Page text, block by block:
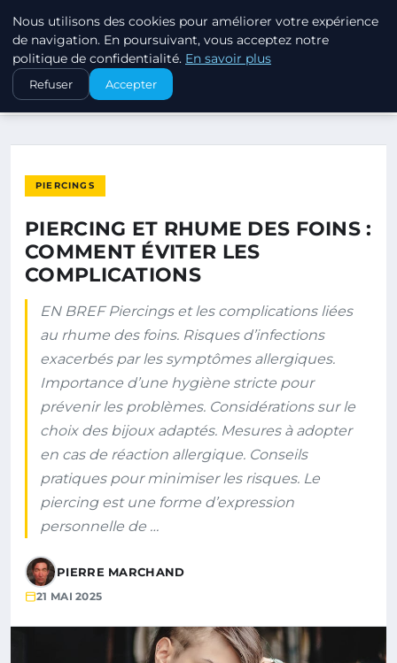
PIERCINGS ET PLUGS
ACCUEIL
PIERCINGS
PIERCING ET RHUME DES FOINS : COMMENT ÉVITER LES…
PIERCINGS
PIERCING ET RHUME DES FOINS :
COMMENT ÉVITER LES
COMPLICATIONS
EN BREF Piercings et les complications liées
au rhume des foins. Risques d’infections
exacerbés par les symptômes allergiques.
Importance d’une hygiène stricte pour
prévenir les problèmes. Considérations sur le
choix des bijoux adaptés. Mesures à adopter
en cas de réaction allergique. Conseils
pratiques pour minimiser les risques. Le
piercing est une forme d’expression
personnelle de …
PIERRE MARCHAND
21 MAI 2025
Nous utilisons des cookies pour améliorer votre expérience
de navigation. En poursuivant, vous acceptez notre
politique de confidentialité. En savoir plus
Refuser Accepter